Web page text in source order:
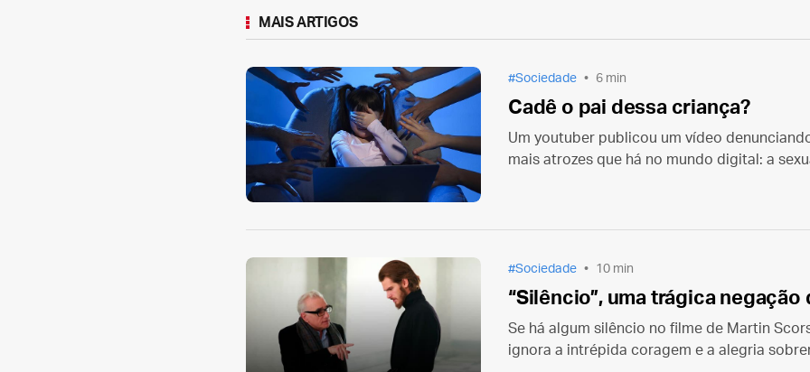
MAIS ARTIGOS
Sociedade 6 min
Cadê o pai dessa criança?
Um youtuber publicou um vídeo
mais atrozes que há no mundo digital: a
Sociedade 10 min
“Silêncio”, uma trágica negação
Se há algum silêncio no filme de Martin
ignora a intrépida coragem e a alegria